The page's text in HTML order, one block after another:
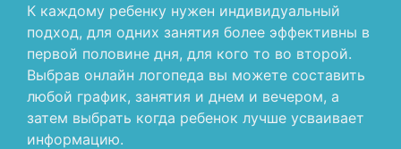
К каждому ребенку нужен индивидуальный
подход, для одних занятия более эффективны в
первой половине дня, для кого то во второй.
Выбрав онлайн логопеда вы можете составить
любой график, занятия и днем и вечером, а
затем выбрать когда ребенок лучше усваивает
информацию.